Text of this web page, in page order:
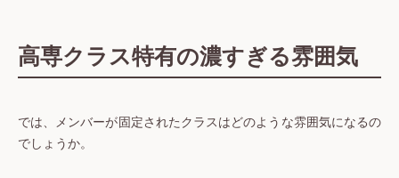
高専クラス特有の濃すぎる雰囲気
では、メンバーが固定されたクラスはどのような雰囲気になるの
でしょうか。